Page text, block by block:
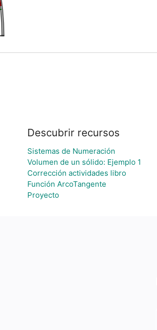
Descubrir recursos
Sistemas de Numeración
Volumen de un sólido: Ejemplo 1
Corrección actividades libro
Función ArcoTangente
Proyecto